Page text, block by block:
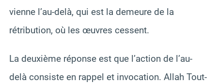
vienne l’au-delà, qui est la demeure de la
rétribution, où les œuvres cessent.
La deuxième réponse est que l’action de l’au-
delà consiste en rappel et invocation. Allah Tout-